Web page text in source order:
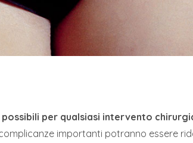
per qualsiasi intervento
importanti potranno essere